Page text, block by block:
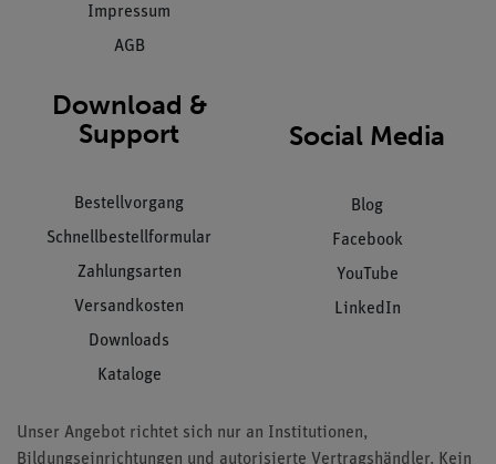
Impressum
AGB
Download &
Support
Bestellvorgang
Schnellbestellformular
Zahlungsarten
Versandkosten
Downloads
Kataloge
Social Media
Blog
Facebook
YouTube
LinkedIn
Unser Angebot richtet sich nur an Institutionen,
Bildungseinrichtungen und autorisierte Vertragshändler. Kein